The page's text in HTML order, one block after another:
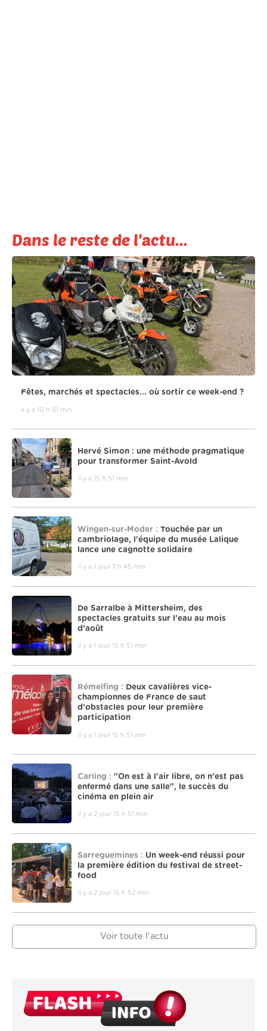
Dans le reste de l'actu...
Fêtes, marchés et spectacles... où sortir ce week-end ?
il y a 10 h 51 min
Hervé Simon : une méthode pragmatique
pour transformer Saint-Avold
il y a 15 h 51 min
Wingen-sur-Moder : Touchée par un
cambriolage, l’équipe du musée Lalique
lance une cagnotte solidaire
il y a 1 jour 7 h 45 min
De Sarralbe à Mittersheim, des
spectacles gratuits sur l’eau au mois
d’août
il y a 1 jour 15 h 51 min
Rémelfing : Deux cavalières vice-
championnes de France de saut
d’obstacles pour leur première
participation
il y a 1 jour 15 h 51 min
Carling : "On est à l’air libre, on n’est pas
enfermé dans une salle", le succès du
cinéma en plein air
il y a 2 jour 15 h 51 min
Sarreguemines : Un week-end réussi pour
la première édition du festival de street-
food
il y a 2 jour 15 h 52 min
Voir toute l'actu